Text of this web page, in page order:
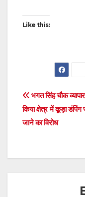
Like this:
Post
भगत सिंह चौक
किया क्षेत्र में कूड़ा डंपिंग
जाने का विरोध